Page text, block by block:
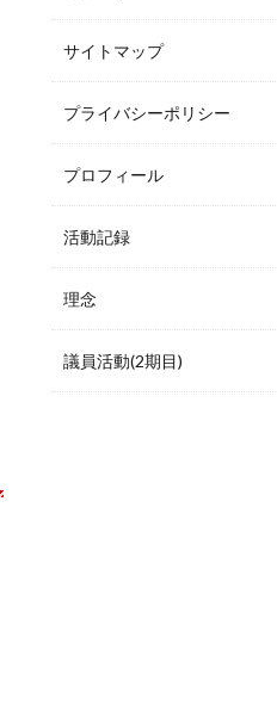
サイトマップ
プライバシーポリシー
プロフィール
活動記録
理念
議員活動(2期目)